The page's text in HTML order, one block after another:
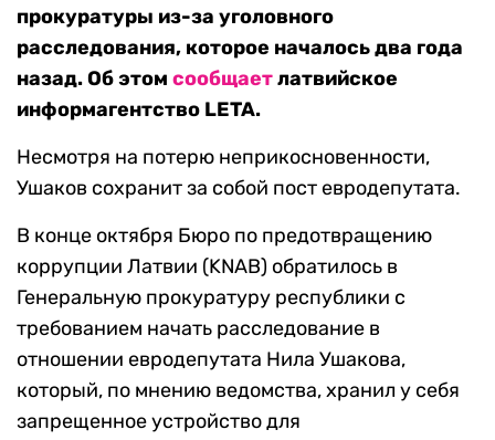
прокуратуры из-за уголовного
расследования, которое началось два года
назад. Об этом сообщаетлатвийское
информагентство LETA.
Несмотря на потерю неприкосновенности,
Ушаков сохранит за собой пост евродепутата.
В конце октября Бюро по предотвращению
коррупции Латвии (KNAB) обратилось в
Генеральную прокуратуру республики с
требованием начать расследование в
отношении евродепутата Нила Ушакова,
который, по мнению ведомства, хранил у себя
запрещенное устройство для